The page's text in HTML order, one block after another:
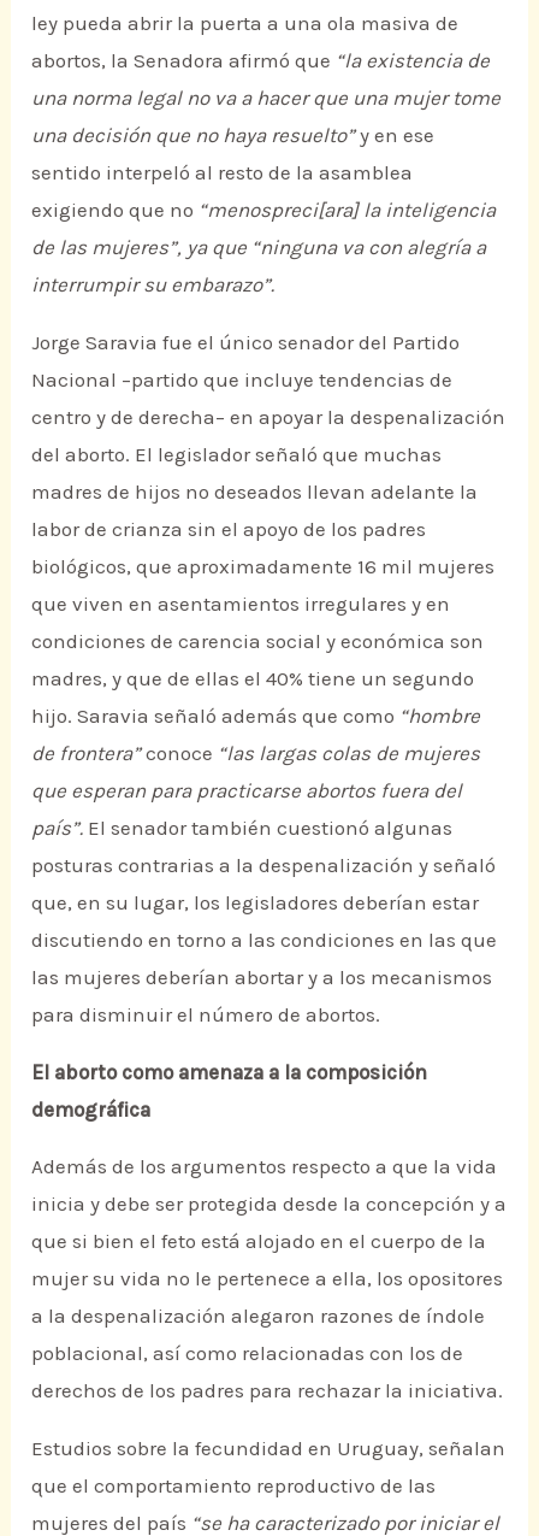
ley pueda abrir la puerta a una ola masiva de
abortos, la Senadora afirmó que “la existencia de
una norma legal no va a hacer que una mujer tome
una decisión que no haya resuelto”y en ese
sentido interpeló al resto de la asamblea
exigiendo que no “menospreci[ara] la inteligencia
de las mujeres”, ya que “ninguna va con alegría a
interrumpir su embarazo”.
Jorge Saravia fue el único senador del Partido
Nacional –partido que incluye tendencias de
centro y de derecha– en apoyar la despenalización
del aborto. El legislador señaló que muchas
madres de hijos no deseados llevan adelante la
labor de crianza sin el apoyo de los padres
biológicos, que aproximadamente 16 mil mujeres
que viven en asentamientos irregulares y en
condiciones de carencia social y económica son
madres, y que de ellas el 40% tiene un segundo
hijo. Saravia señaló además que como “hombre
de frontera”conoce “las largas colas de mujeres
que esperan para practicarse abortos fuera del
país”. El senador también cuestionó algunas
posturas contrarias a la despenalización y señaló
que, en su lugar, los legisladores deberían estar
discutiendo en torno a las condiciones en las que
las mujeres deberían abortar y a los mecanismos
para disminuir el número de abortos.
El aborto como amenaza a la composición
demográfica
Además de los argumentos respecto a que la vida
inicia y debe ser protegida desde la concepción y a
que si bien el feto está alojado en el cuerpo de la
mujer su vida no le pertenece a ella, los opositores
a la despenalización alegaron razones de índole
poblacional, así como relacionadas con los de
derechos de los padres para rechazar la iniciativa.
Estudios sobre la fecundidad en Uruguay, señalan
que el comportamiento reproductivo de las
mujeres del país “se ha caracterizado por iniciar el